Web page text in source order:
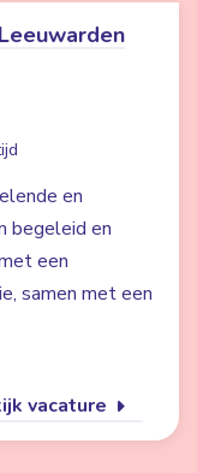
en
begeleid en
een
samen met een
vacature